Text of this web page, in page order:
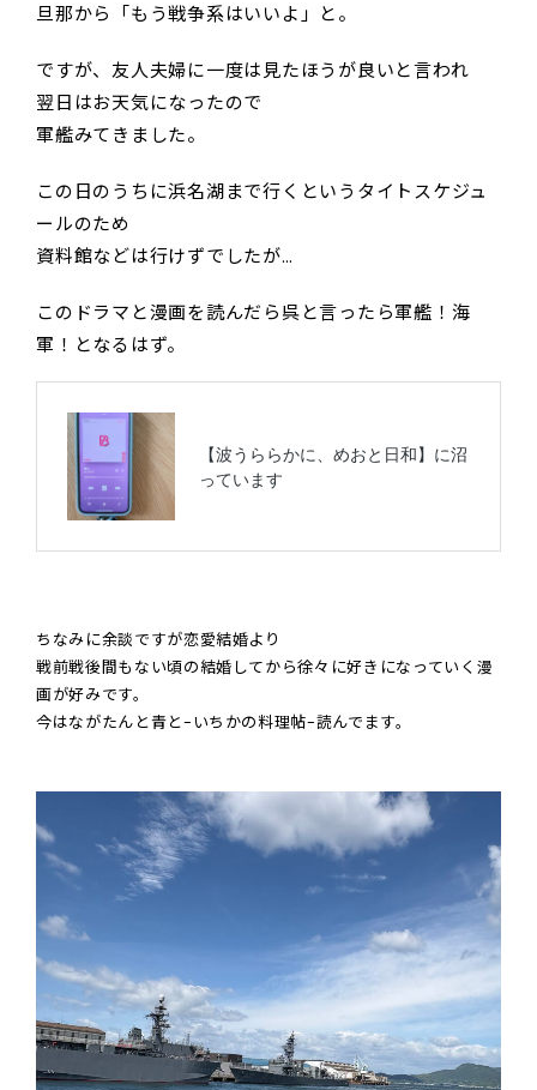
旦那から「もう戦争系はいいよ」と。
ですが、友人夫婦に一度は見たほうが良いと言われ
翌日はお天気になったので
軍艦みてきました。
この日のうちに浜名湖まで行くというタイトスケジュ
ールのため
資料館などは行けずでしたが…
このドラマと漫画を読んだら呉と言ったら軍艦！海
軍！となるはず。
ちなみに余談ですが恋愛結婚より
戦前戦後間もない頃の結婚してから徐々に好きになっていく漫
画が好みです。
今はながたんと青と-いちかの料理帖-読んでます。